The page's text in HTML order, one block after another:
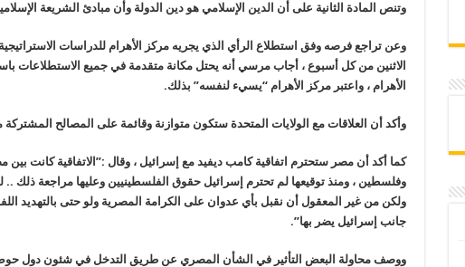
وتنص المادة الثانية على أن الدين الإسلامي هو دين الدولة وأن مبادئ الشريعة
وعن تراجع فرصه وفق استطلاع الرأي الذي يجريه مركز الأهرام للدراسات
الاثنين من كل أسبوع ، أجاب مرسي أنه يحتل مكانة متقدمة في جميع الاستطلاعات
الأهرام ، واعتبر مركز الأهرام “يسيء لنفسه” بذلك.
وأكد أن العلاقات مع الولايات المتحدة ستكون متوازنة وقائمة على المصالح المشتركة
كما أكد أن مصر ستحترم اتفاقية كامب ديفيد مع إسرائيل ، وقال :”الاتفاقية كانت بين
وفلسطين ، ومنذ توقيعها لم تحترم إسرائيل حقوق الفلسطينيين وعليها مراجعة ذلك
ولكن من غير المعقول أن نقبل بأي عدوان على الكرامة المصرية ولو حتى بالتهديد
جانب إسرائيل يضر بها”.
ووصف محاولة البعض التأثير في الشأن المصري عن طريق التدخل في شئون دول حوض